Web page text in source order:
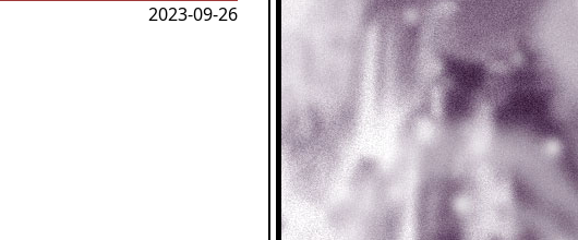
2023-09-26